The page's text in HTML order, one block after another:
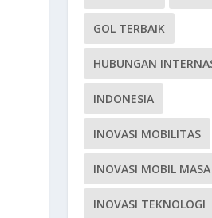
GOL TERBAIK
HUBUNGAN
INDONESIA
INOVASI MOBILITAS
INOVASI MOBIL
INOVASI TEKNOLOGI